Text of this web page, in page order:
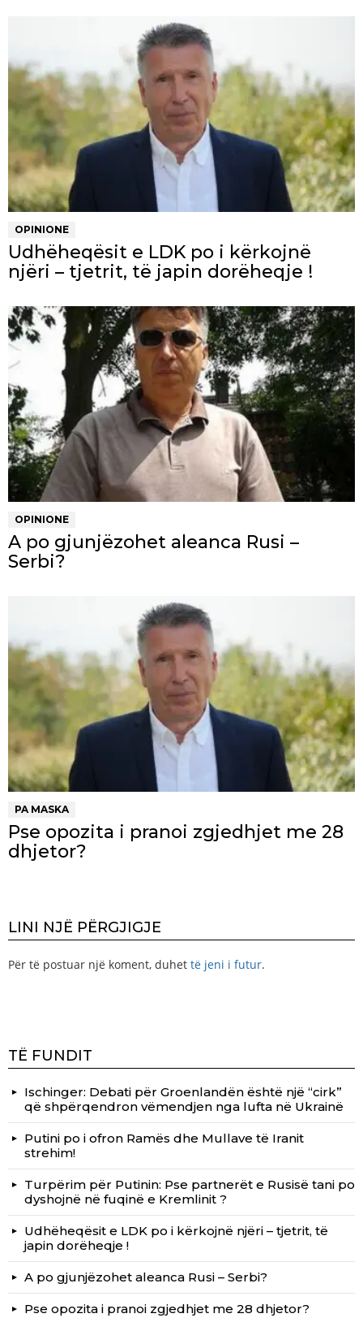
OPINIONE
Udhëheqësit e LDK po i kërkojnë
njëri – tjetrit, të japin dorëheqje !
OPINIONE
A po gjunjëzohet aleanca Rusi –
Serbi?
PA MASKA
Pse opozita i pranoi zgjedhjet me 28
dhjetor?
LINI NJË PËRGJIGJE
Për të postuar një koment, duhet të jeni i futur.
TË FUNDIT
Ischinger: Debati për Groenlandën është një “cirk”
që shpërqendron vëmendjen nga lufta në Ukrainë
Putini po i ofron Ramës dhe Mullave të Iranit
strehim!
Turpërim për Putinin: Pse partnerët e Rusisë tani po
dyshojnë në fuqinë e Kremlinit ?
Udhëheqësit e LDK po i kërkojnë njëri – tjetrit, të
japin dorëheqje !
A po gjunjëzohet aleanca Rusi – Serbi?
Pse opozita i pranoi zgjedhjet me 28 dhjetor?